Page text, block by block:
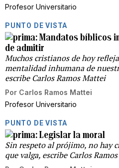
Profesor Universitario
PUNTO DE VISTA
Mandatos bíblicos
de admitir
Muchos cristianos de hoy
mentalidad inhumana de
escribe Carlos Ramos Mattei
Por Carlos Ramos Mattei
Profesor Universitario
PUNTO DE VISTA
Legislar la moral
Sin respeto al prójimo, no hay
que valga, escribe Carlos